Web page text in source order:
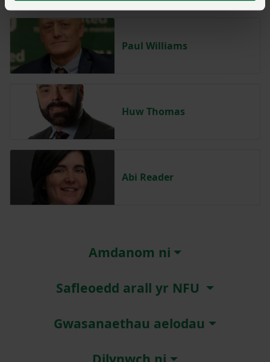
Paul Williams
Huw Thomas
Abi Reader
Amdanom ni
Safleoedd arall yr NFU
Gwasanaethau aelodau